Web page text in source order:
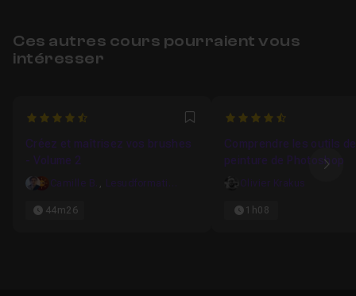
Ces autres cours pourraient vous
intéresser
4.7857142857143 Favori
Créez et maîtrisez vos brushes
- Volume 2
Camille B. , Lesudformations
44m26
4.3333333333333
Comprendre les outils de
peinture de Photoshop
Olivier Krakus
1h08